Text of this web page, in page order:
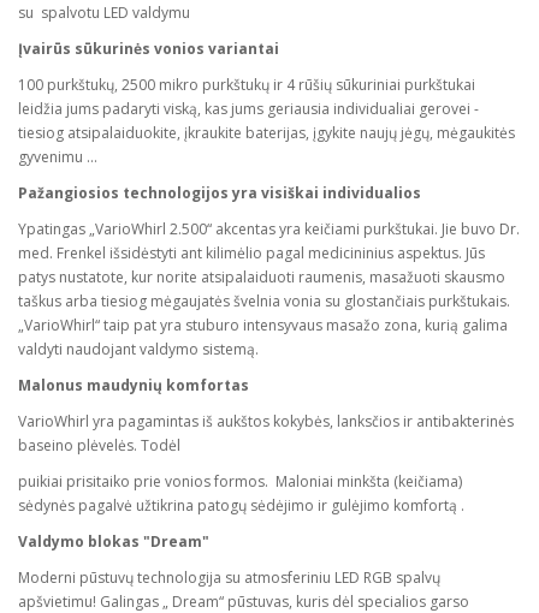
su spalvotu LED valdymu
Įvairūs sūkurinės vonios variantai
100 purkštukų, 2500 mikro purkštukų ir 4 rūšių sūkuriniai purkštukai
leidžia jums padaryti viską, kas jums geriausia individualiai gerovei -
tiesiog atsipalaiduokite, įkraukite baterijas, įgykite naujų jėgų, mėgaukitės
gyvenimu ...
Pažangiosios technologijos yra visiškai individualios
Ypatingas „VarioWhirl 2.500“ akcentas yra keičiami purkštukai. Jie buvo Dr.
med. Frenkel išsidėstyti ant kilimėlio pagal medicininius aspektus. Jūs
patys nustatote, kur norite atsipalaiduoti raumenis, masažuoti skausmo
taškus arba tiesiog mėgaujatės švelnia vonia su glostančiais purkštukais.
„VarioWhirl“ taip pat yra stuburo intensyvaus masažo zona, kurią galima
valdyti naudojant valdymo sistemą.
Malonus maudynių komfortas
VarioWhirl yra pagamintas iš aukštos kokybės, lanksčios ir antibakterinės
baseino plėvelės. Todėl
puikiai prisitaiko prie vonios formos. Maloniai minkšta (keičiama)
sėdynės pagalvė užtikrina patogų sėdėjimo ir gulėjimo komfortą .
Valdymo blokas "Dream"
Moderni pūstuvų technologija su atmosferiniu LED RGB spalvų
apšvietimu! Galingas „ Dream“ pūstuvas, kuris dėl specialios garso